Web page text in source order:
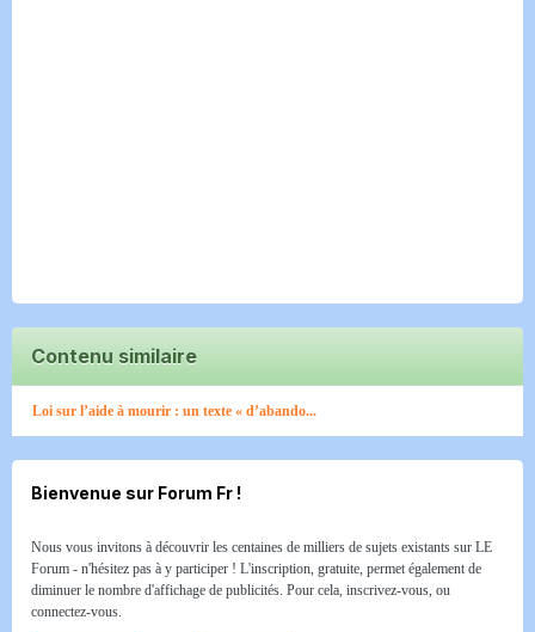
Contenu similaire
Loi sur l’aide à mourir : un texte « d’abando...
Bienvenue sur Forum Fr !
Nous vous invitons à découvrir les centaines de milliers de sujets existants sur LE
Forum - n'hésitez pas à y participer ! L'inscription, gratuite, permet également de
diminuer le nombre d'affichage de publicités. Pour cela, inscrivez-vous, ou
connectez-vous.